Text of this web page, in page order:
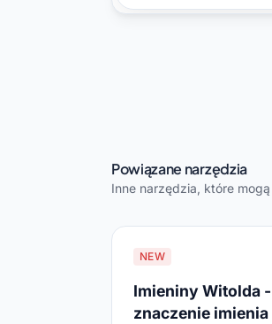
Powiązane narzędzia
Inne narzędzia, które
NEW
Imieniny Witolda
znaczenie imienia